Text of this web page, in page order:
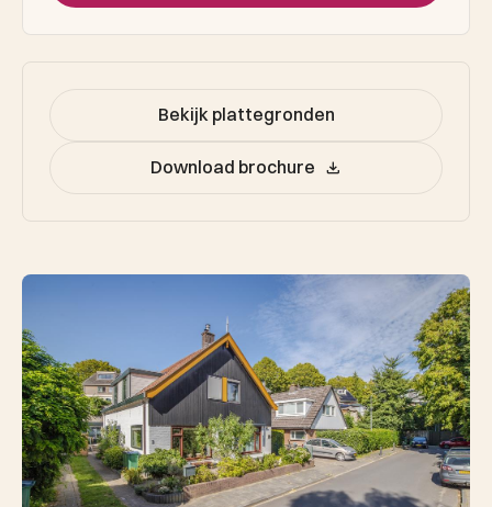
Bekijk plattegronden
Download brochure